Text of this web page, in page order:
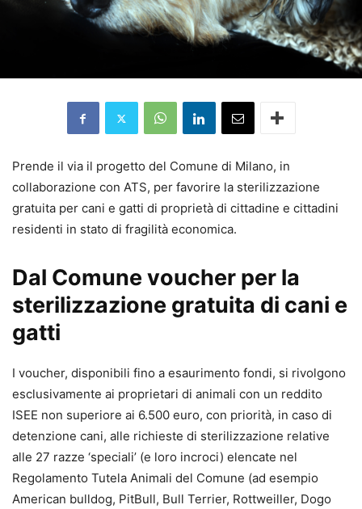
Prende il via il progetto del Comune di Milano, in
collaborazione con ATS, per favorire la sterilizzazione
gratuita per cani e gatti di proprietà di cittadine e cittadini
residenti in stato di fragilità economica.
Dal Comune voucher per la
sterilizzazione gratuita di cani e
gatti
I voucher, disponibili fino a esaurimento fondi, si rivolgono
esclusivamente ai proprietari di animali con un reddito
ISEE non superiore ai 6.500 euro, con priorità, in caso di
detenzione cani, alle richieste di sterilizzazione relative
alle 27 razze ‘speciali’ (e loro incroci) elencate nel
Regolamento Tutela Animali del Comune (ad esempio
American bulldog, PitBull, Bull Terrier, Rottweiller, Dogo